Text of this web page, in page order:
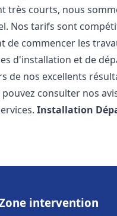
très courts, nous
Nos tarifs sont
de commencer les
d'installation et de
de nos excellents
pouvez consulter nos
Installation
intervention